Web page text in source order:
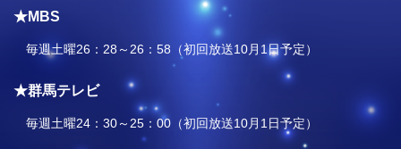
★MBS
毎週土曜26：28～26：58（初回放送10月1日予定）
★群馬テレビ
毎週土曜24：30～25：00（初回放送10月1日予定）